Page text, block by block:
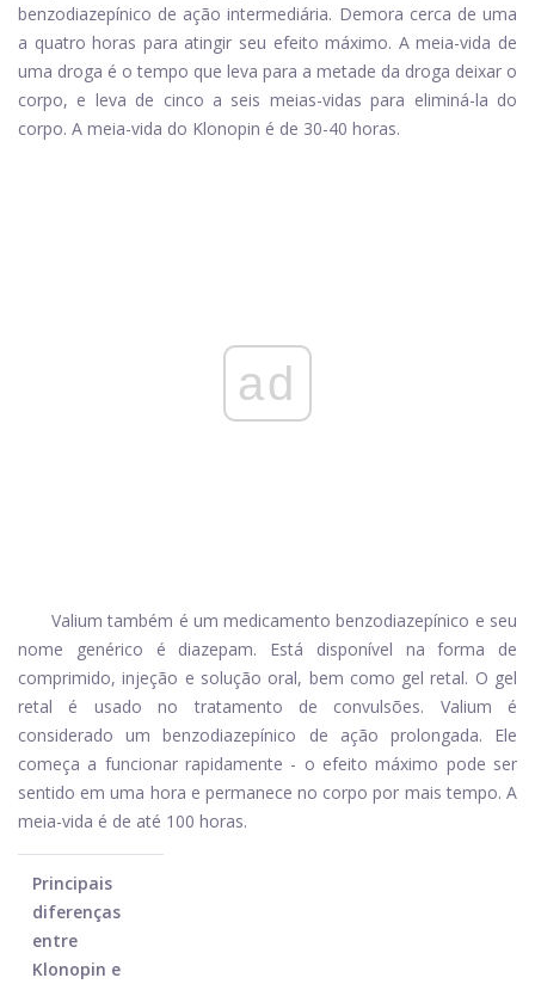
benzodiazepínico de ação intermediária. Demora cerca de uma
a quatro horas para atingir seu efeito máximo. A meia-vida de
uma droga é o tempo que leva para a metade da droga deixar o
corpo, e leva de cinco a seis meias-vidas para eliminá-la do
corpo. A meia-vida do Klonopin é de 30-40 horas.
ad
Valium também é um medicamento benzodiazepínico e seu
nome genérico é diazepam. Está disponível na forma de
comprimido, injeção e solução oral, bem como gel retal. O gel
retal é usado no tratamento de convulsões. Valium é
considerado um benzodiazepínico de ação prolongada. Ele
começa a funcionar rapidamente - o efeito máximo pode ser
sentido em uma hora e permanece no corpo por mais tempo. A
meia-vida é de até 100 horas.
Principais
diferenças
entre
Klonopin e